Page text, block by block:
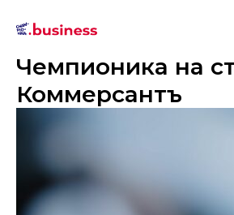
Чемпионика на
Коммерсантъ